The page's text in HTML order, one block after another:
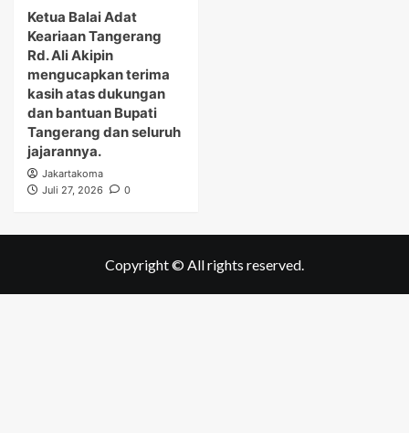
Ketua Balai Adat
Keariaan Tangerang
Rd. Ali Akipin
mengucapkan terima
kasih atas dukungan
dan bantuan Bupati
Tangerang dan seluruh
jajarannya.
Jakartakoma
Juli 27, 2026
0
Copyright © All rights reserved.